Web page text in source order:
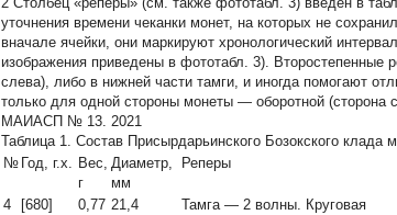
уточнения времени чеканки монет, на которых не
вначале ячейки, они маркируют хронологический
изображения приведены в фототабл. 3). Второстепенные
слева), либо в нижней части тамги, и иногда помогают
только для одной стороны монеты — оборотной (сторона
МАИАСП № 13. 2021
Таблица 1. Состав Присырдарьинского Бозокского клада
№ Год, г.х. Вес,
г
Диаметр,
мм
Реперы
4 [680] 0,77 21,4
Тамга — 2 волны. Круговая